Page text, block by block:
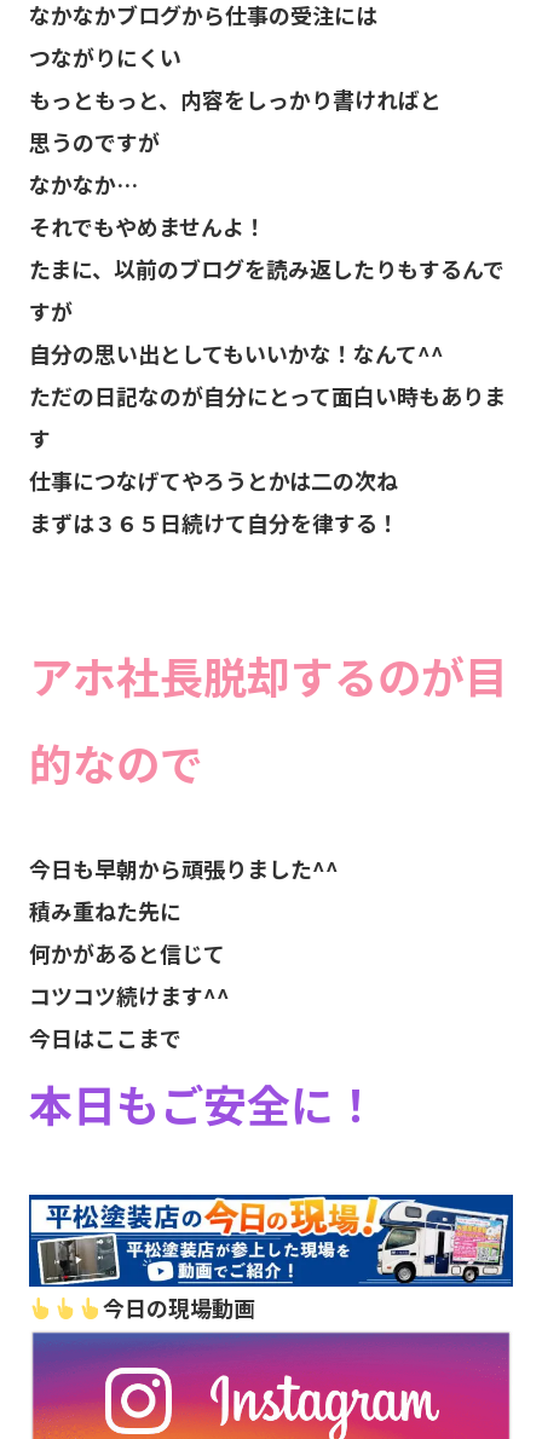
なかなかブログから仕事の受注には
つながりにくい
もっともっと、内容をしっかり書ければと
思うのですが
なかなか…
それでもやめませんよ！
たまに、以前のブログを読み返したりもするんで
すが
自分の思い出としてもいいかな！なんて^^
ただの日記なのが自分にとって面白い時もありま
す
仕事につなげてやろうとかは二の次ね
まずは３６５日続けて自分を律する！
アホ社長脱却するのが目
的なので
今日も早朝から頑張りました^^
積み重ねた先に
何かがあると信じて
コツコツ続けます^^
今日はここまで
本日もご安全に！
今日の現場動画